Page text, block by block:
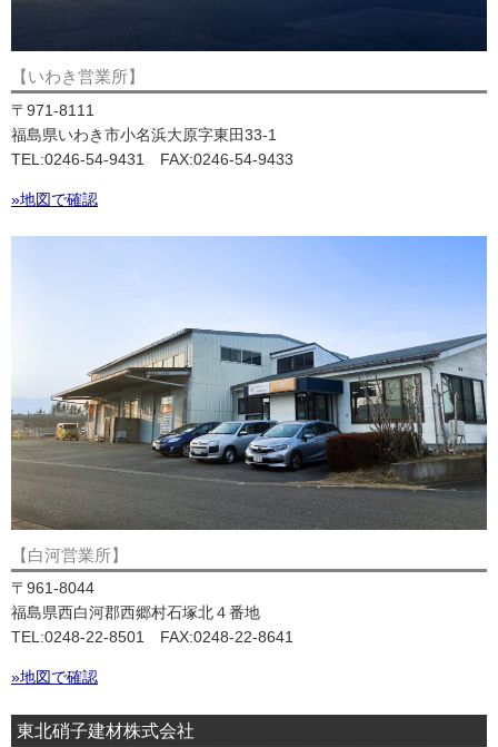
【いわき営業所】
〒971-8111
福島県いわき市小名浜大原字東田33-1
TEL:0246-54-9431 FAX:0246-54-9433
»地図で確認
【白河営業所】
〒961-8044
福島県西白河郡西郷村石塚北４番地
TEL:0248-22-8501 FAX:0248-22-8641
»地図で確認
東北硝子建材株式会社